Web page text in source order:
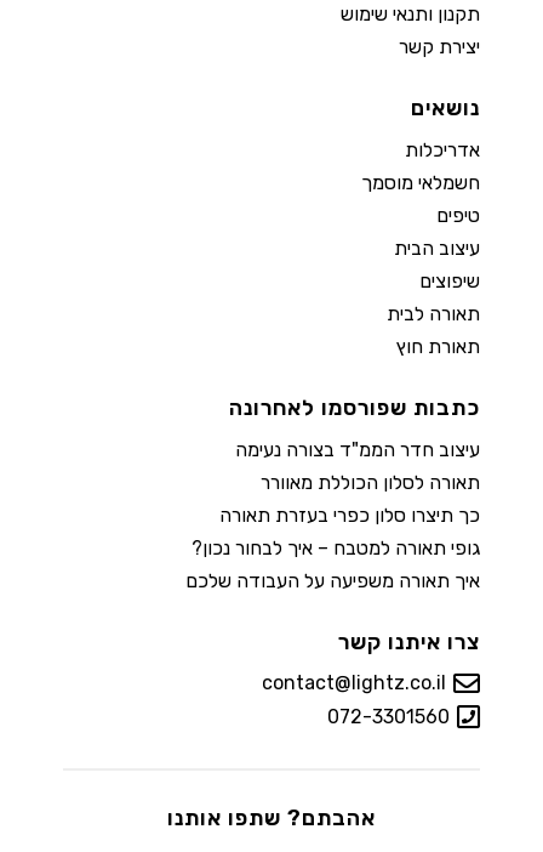
תקנון ותנאי שימוש
יצירת קשר
נושאים
אדריכלות
חשמלאי מוסמך
טיפים
עיצוב הבית
שיפוצים
תאורה לבית
תאורת חוץ
כתבות שפורסמו לאחרונה
עיצוב חדר הממ"ד בצורה נעימה
תאורה לסלון הכוללת מאוורר
כך תיצרו סלון כפרי בעזרת תאורה
גופי תאורה למטבח – איך לבחור נכון?
איך תאורה משפיעה על העבודה שלכם
צרו איתנו קשר
contact@lightz.co.il
072-3301560
אהבתם? שתפו אותנו